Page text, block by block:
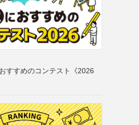
すすめのコンテスト《2026